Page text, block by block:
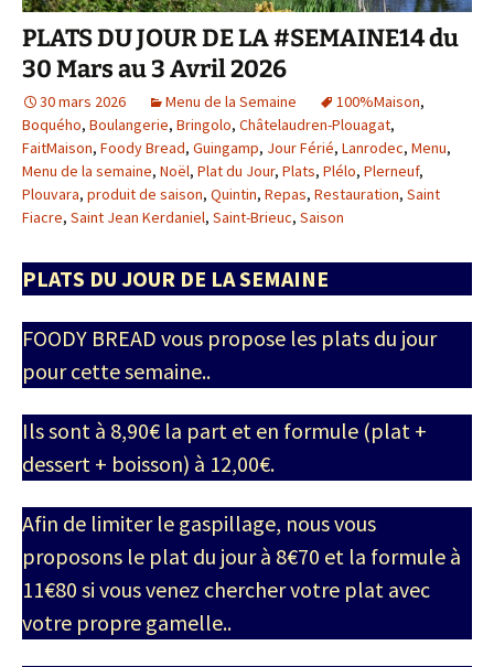
PLATS DU JOUR DE LA #SEMAINE14 du
30 Mars au 3 Avril 2026
30 mars 2026 Menu de la Semaine 100%Maison,
Boquého, Boulangerie, Bringolo, Châtelaudren-Plouagat,
FaitMaison, Foody Bread, Guingamp, Jour Férié, Lanrodec, Menu,
Menu de la semaine, Noël, Plat du Jour, Plats, Plélo, Plerneuf,
Plouvara, produit de saison, Quintin, Repas, Restauration, Saint
Fiacre, Saint Jean Kerdaniel, Saint-Brieuc, Saison
PLATS DU JOUR DE LA SEMAINE
FOODY BREAD vous propose les plats du jour
pour cette semaine..
Ils sont à 8,90€ la part et en formule (plat +
dessert + boisson) à 12,00€.
Afin de limiter le gaspillage, nous vous
proposons le plat du jour à 8€70 et la formule à
11€80 si vous venez chercher votre plat avec
votre propre gamelle..